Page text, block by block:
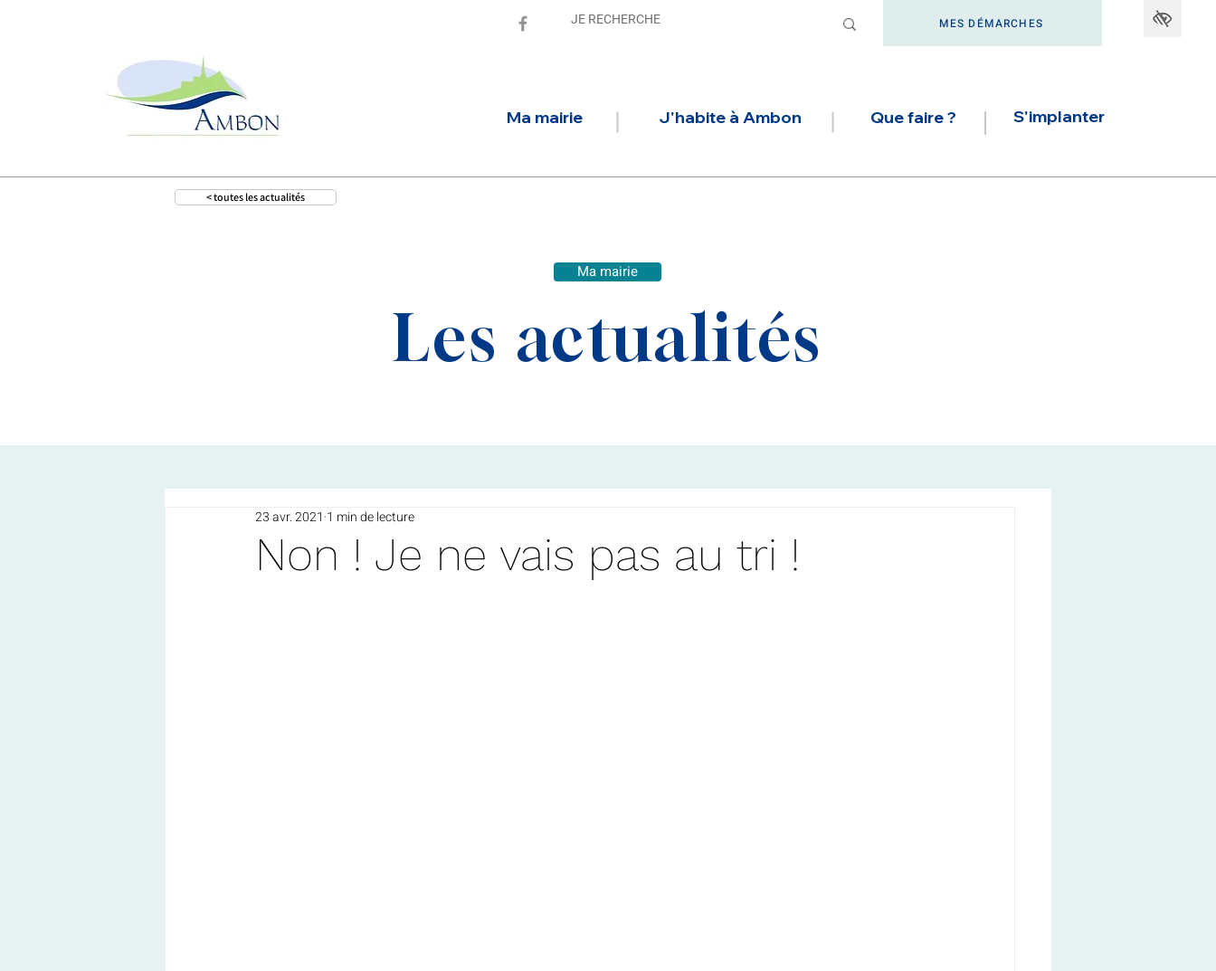
MES DÉMARCHES
Ma mairie J'habite à Ambon Que faire ? S'implanter
< toutes les actualités
Ma mairie
Les actualités
Non ! Je ne vais pas au tri !
23 avr. 2021 1 min de lecture